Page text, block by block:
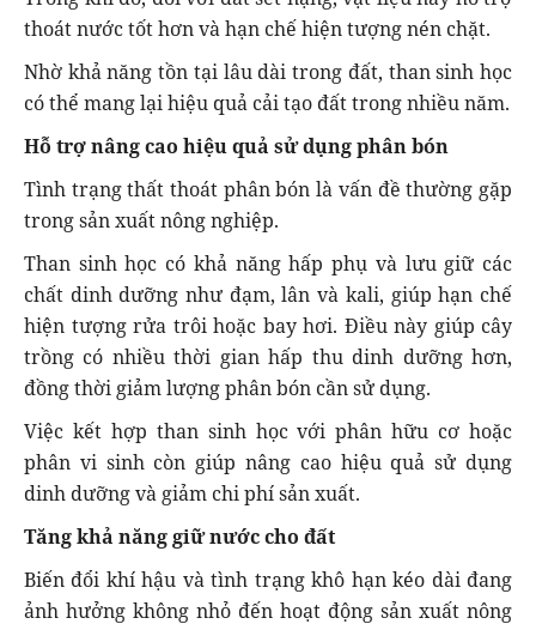
thoát nước tốt hơn và hạn chế hiện tượng nén chặt.
Nhờ khả năng tồn tại lâu dài trong đất, than sinh học
có thể mang lại hiệu quả cải tạo đất trong nhiều năm.
Hỗ trợ nâng cao hiệu quả sử dụng phân bón
Tình trạng thất thoát phân bón là vấn đề thường gặp
trong sản xuất nông nghiệp.
Than sinh học có khả năng hấp phụ và lưu giữ các
chất dinh dưỡng như đạm, lân và kali, giúp hạn chế
hiện tượng rửa trôi hoặc bay hơi. Điều này giúp cây
trồng có nhiều thời gian hấp thu dinh dưỡng hơn,
đồng thời giảm lượng phân bón cần sử dụng.
Việc kết hợp than sinh học với phân hữu cơ hoặc
phân vi sinh còn giúp nâng cao hiệu quả sử dụng
dinh dưỡng và giảm chi phí sản xuất.
Tăng khả năng giữ nước cho đất
Biến đổi khí hậu và tình trạng khô hạn kéo dài đang
ảnh hưởng không nhỏ đến hoạt động sản xuất nông